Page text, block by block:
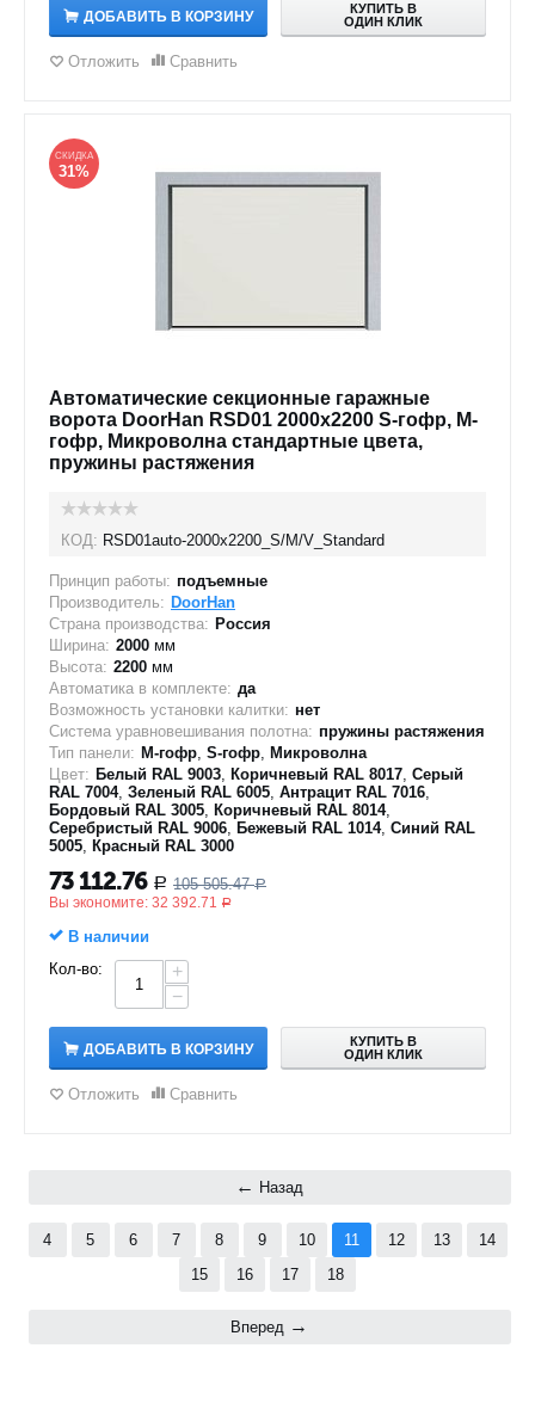
ДОБАВИТЬ В КОРЗИНУ
КУПИТЬ В
ОДИН КЛИК
Отложить Сравнить
СКИДКА
31%
Автоматические секционные гаражные
ворота DoorHan RSD01 2000x2200 S-гофр, M-
гофр, Микроволна стандартные цвета,
пружины растяжения
КОД: RSD01auto-2000х2200_S/M/V_Standard
Принцип работы: подъемные
Производитель: DoorHan
Страна производства: Россия
Ширина: 2000 мм
Высота: 2200 мм
Автоматика в комплекте: да
Возможность установки калитки: нет
Система уравновешивания полотна: пружины растяжения
Тип панели: M-гофр, S-гофр, Микроволна
Цвет: Белый RAL 9003, Коричневый RAL 8017, Серый
RAL 7004, Зеленый RAL 6005, Антрацит RAL 7016,
Бордовый RAL 3005, Коричневый RAL 8014,
Серебристый RAL 9006, Бежевый RAL 1014, Синий RAL
5005, Красный RAL 3000
73 112.76 Р 105 505.47 Р
Вы экономите: 32 392.71 Р
В наличии
Кол-во:
+
−
ДОБАВИТЬ В КОРЗИНУ
КУПИТЬ В
ОДИН КЛИК
Отложить Сравнить
Назад
4 5 6 7 8 9 10 11 12 13
14
15
16 17 18
Вперед